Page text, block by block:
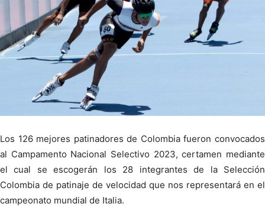
Los 126 mejores patinadores de Colombia fueron convocados
al Campamento Nacional Selectivo 2023, certamen mediante
el cual se escogerán los 28 integrantes de la Selección
Colombia de patinaje de velocidad que nos representará en el
campeonato mundial de Italia.